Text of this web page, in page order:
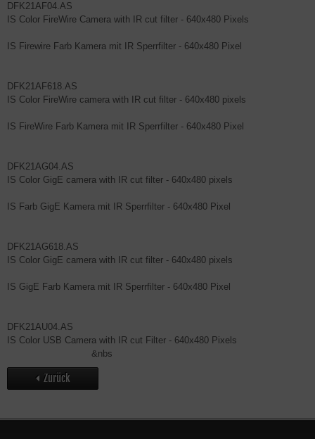
DFK21AF04.AS
IS Color FireWire Camera with IR cut filter - 640x480 Pixels
IS Firewire Farb Kamera mit IR Sperrfilter - 640x480 Pixel
DFK21AF618.AS
IS Color FireWire camera with IR cut filter - 640x480 pixels
IS FireWire Farb Kamera mit IR Sperrfilter - 640x480 Pixel
DFK21AG04.AS
IS Color GigE camera with IR cut filter - 640x480 pixels
IS Farb GigE Kamera mit IR Sperrfilter - 640x480 Pixel
DFK21AG618.AS
IS Color GigE camera with IR cut filter - 640x480 pixels
IS GigE Farb Kamera mit IR Sperrfilter - 640x480 Pixel
DFK21AU04.AS
IS Color USB Camera with IR cut Filter - 640x480 Pixels
&nbs
Zurück